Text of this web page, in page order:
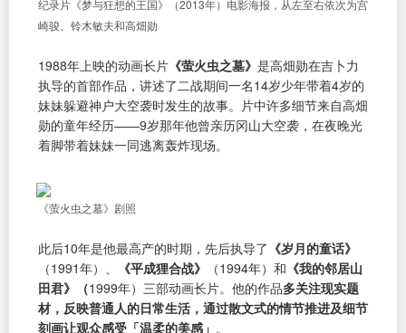
纪录片《梦与狂想的王国》（2013年）电影海报，从左至右依次为宫
崎骏、铃木敏夫和高畑勋
1988年上映的动画长片 《萤火虫之墓》 是高畑勋在吉卜力
执导的首部作品，讲述了二战期间一名14岁少年带着4岁的
妹妹躲避神户大空袭时发生的故事。片中许多细节来自高畑
勋的童年经历——9岁那年他曾亲历冈山大空袭，在夜晚光
着脚带着妹妹一同逃离轰炸现场。
《萤火虫之墓》剧照
此后10年是他最高产的时期，先后执导了 《岁月的童话》
（1991年）、
《平成狸合战》 （1994年）和 《我的邻居山
田君》（1999年）三部动画长片。他的作品多关注现实题
材，反映普通人的日常生活，通过散文式的情节推进及细节
刻画让观众感受「温柔的美感」 。